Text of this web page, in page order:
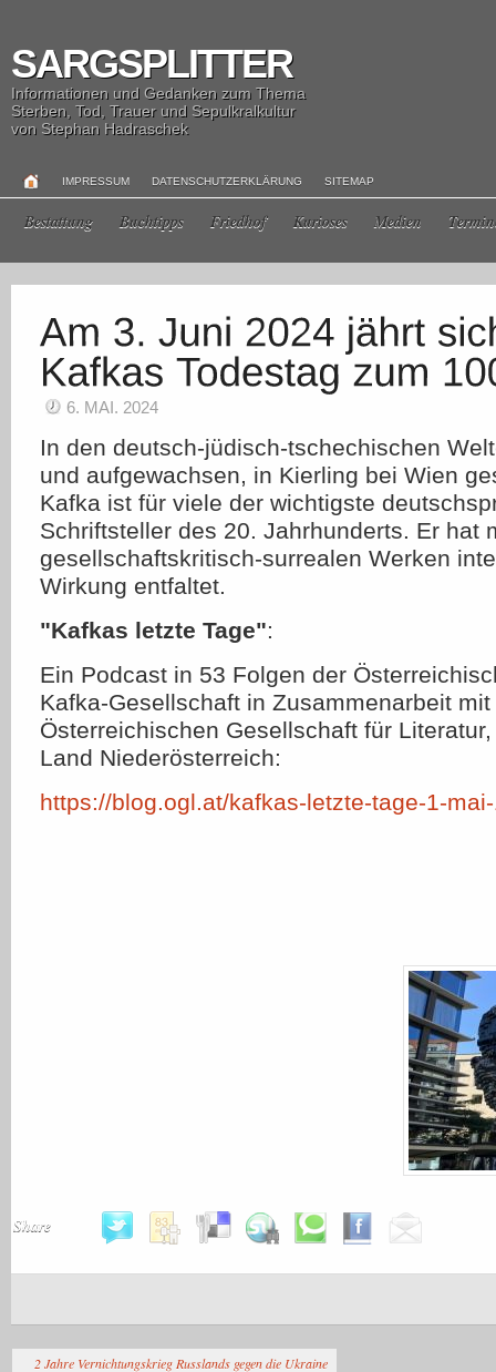
SARGSPLITTER
Informationen und Gedanken zum Thema
Sterben, Tod, Trauer und Sepulkralkultur
von Stephan Hadraschek
IMPRESSUM DATENSCHUTZERKLÄRUNG SITEMAP
Bestattung Buchtipps Friedhof Kurioses Medien
6. MAI. 2024
In den deutsch-jüdisch-tschechischen
und aufgewachsen, in Kierling bei Wien
Kafka ist für viele der wichtigste
Schriftsteller des 20. Jahrhunderts. Er hat
gesellschaftskritisch-surrealen Werken
Wirkung entfaltet.
"Kafkas letzte Tage":
Ein Podcast in 53 Folgen der
Kafka-Gesellschaft in Zusammenarbeit mit
Österreichischen Gesellschaft für
Land Niederösterreich:
https://blog.ogl.at/kafkas-letzte-tage-1-
Share
2 Jahre Vernichtungskrieg Russlands gegen die Ukraine